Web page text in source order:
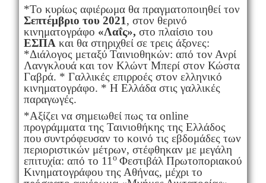
*Το κυρίως αφιέρωμα θα πραγματοποιηθεί τον
Σεπτέμβριο του 2021, στον θερινό
κινηματογράφο «Λαΐς», στο πλαίσιο του
ΕΣΠΑκαι θα στηριχθεί σε τρεις άξονες:
*Διάλογος μεταξύ Ταινιοθηκών: από τον Ανρί
Λανγκλουά και τον Κλώντ Μπερί στον Κώστα
Γαβρά. * Γαλλικές επιρροές στον ελληνικό
κινηματογράφο. * Η Ελλάδα στις γαλλικές
παραγωγές.
*Αξίζει να σημειωθεί πως τα online
προγράμματα της Ταινιοθήκης της Ελλάδος
που συντρόφευσαν το κοινό τις εβδομάδες των
περιοριστικών μέτρων, στέφθηκαν με μεγάλη
επιτυχία: από το 11ο Φεστιβάλ Πρωτοποριακού
Κινηματογράφου της Αθήνας, μέχρι το